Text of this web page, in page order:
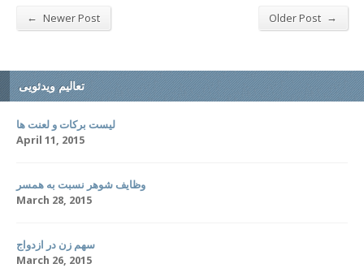
← Newer Post Older Post →
تعالیم ویدئویی
لیست برکات و لعنت ها
April 11, 2015
وظایف شوهر نسبت به همسر
March 28, 2015
سهم زن در ازدواج
March 26, 2015